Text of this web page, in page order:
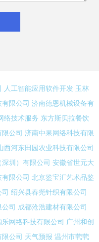
人工智能应用软件开发 玉林
限公司 济南德恩机械设备有
络技术服务 东方斯贝拉餐饮
公司 济南中果网络科技有限
西河东田园农业科技有限公司
圳）有限公司 安徽省世元大
限公司 北京鉴宝汇艺术品鉴
绍兴县春尧针织有限公司
司 成都沧浩建材有限公司
网络科技有限公司 广州和创
公司 天气预报 温州市茕茕